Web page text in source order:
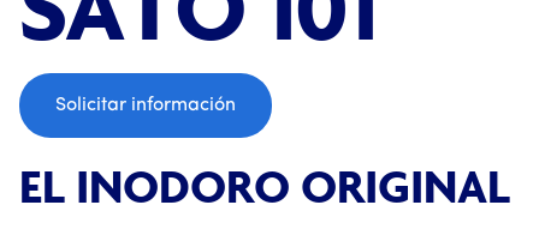
Solicitar información
EL INODORO ORIGINAL